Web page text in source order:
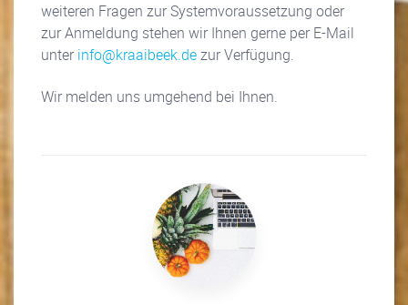
weiteren Fragen zur Systemvoraussetzung oder
zur Anmeldung stehen wir Ihnen gerne per E-Mail
unter info@kraaibeek.dezur Verfügung.
Wir melden uns umgehend bei Ihnen.